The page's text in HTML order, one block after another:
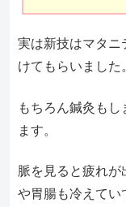
実は新技はマタニ
けてもらいました
もちろん鍼灸も
ます。
脈を見ると疲れ
や胃腸も冷えてい